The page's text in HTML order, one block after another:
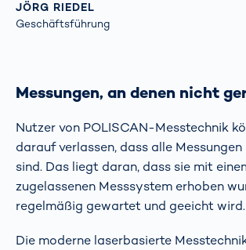
JÖRG RIEDEL
Geschäftsführung
Messungen, an denen nicht
Nutzer von POLISCAN-Messtechnik
darauf verlassen, dass alle
sind. Das liegt daran, dass sie mit
zugelassenen Messsystem erhoben
regelmäßig gewartet und geeicht wird.
Die moderne laserbasierte